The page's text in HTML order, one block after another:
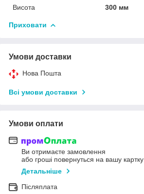
Висота
300 мм
Приховати
Умови доставки
Нова Пошта
Всі умови доставки
Умови оплати
Ви отримаєте замовлення
або гроші повернуться на вашу картку
Детальніше
Післяплата